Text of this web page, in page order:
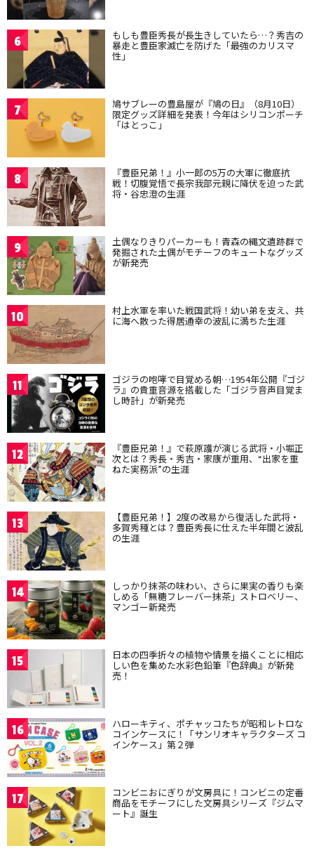
6 もしも豊臣秀長が長生きしていたら…？秀吉の
暴走と豊臣家滅亡を防げた「最強のカリスマ
性」
7 鳩サブレーの豊島屋が『鳩の日』（8月10日）
限定グッズ詳細を発表！今年はシリコンポーチ
「はとっこ」
8 『豊臣兄弟！』小一郎の5万の大軍に徹底抗
戦！切腹覚悟で長宗我部元親に降伏を迫った武
将・谷忠澄の生涯
9 土偶なりきりパーカーも！青森の縄文遺跡群で
発掘された土偶がモチーフのキュートなグッズ
が新発売
10 村上水軍を率いた戦国武将！幼い弟を支え、共
に海へ散った得居通幸の波乱に満ちた生涯
11 ゴジラの咆哮で目覚める朝…1954年公開『ゴジ
ラ』の貴重音源を搭載した「ゴジラ音声目覚ま
し時計」が新発売
12 『豊臣兄弟！』で萩原護が演じる武将・小堀正
次とは？秀長・秀吉・家康が重用、“出家を重
ねた実務派”の生涯
13 【豊臣兄弟！】2度の改易から復活した武将・
多賀秀種とは？豊臣秀長に仕えた半年間と波乱
の生涯
14 しっかり抹茶の味わい、さらに果実の香りも楽
しめる「無糖フレーバー抹茶」ストロベリー、
マンゴー新発売
15 日本の四季折々の植物や情景を描くことに相応
しい色を集めた水彩色鉛筆『色辞典』が新発
売！
16 ハローキティ、ポチャッコたちが昭和レトロな
コインケースに！「サンリオキャラクターズ コ
インケース」第２弾
17 コンビニおにぎりが文房具に！コンビニの定番
商品をモチーフにした文房具シリーズ『ジムマ
ート』誕生